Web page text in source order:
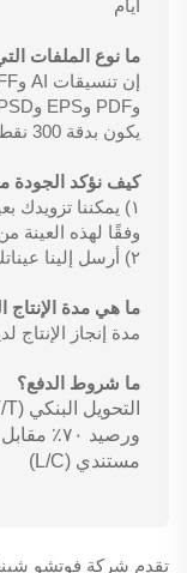
أيام
ما نوع الملفات
يكون بدقة 300 نقطة في البوصة (DPI) أو أعلى.
كيف نؤكد الجودة
١) يمكننا تزويدك
وفقًا لهذه العينة
٢) أرسل إلينا عيناتك، وسنُنتج وفقًا لمستوى جودتها.
ما هي مدة الإنتاج
مدة إنجاز الإنتاج لدينا هي
ما شروط الدفع؟
مستندي (L/C)
تقدم شركة فوتشو